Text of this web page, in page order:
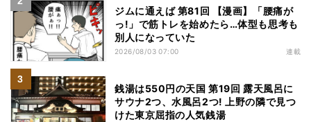
ジムに通えば 第81回 【漫画】「腰痛が
っ!」で筋トレを始めたら…体型も思考も
別人になっていた
2026/08/03 07:00 連載
銭湯は550円の天国 第19回 露天風呂に
サウナ2つ、水風呂2つ! 上野の隣で見つ
けた東京屈指の人気銭湯